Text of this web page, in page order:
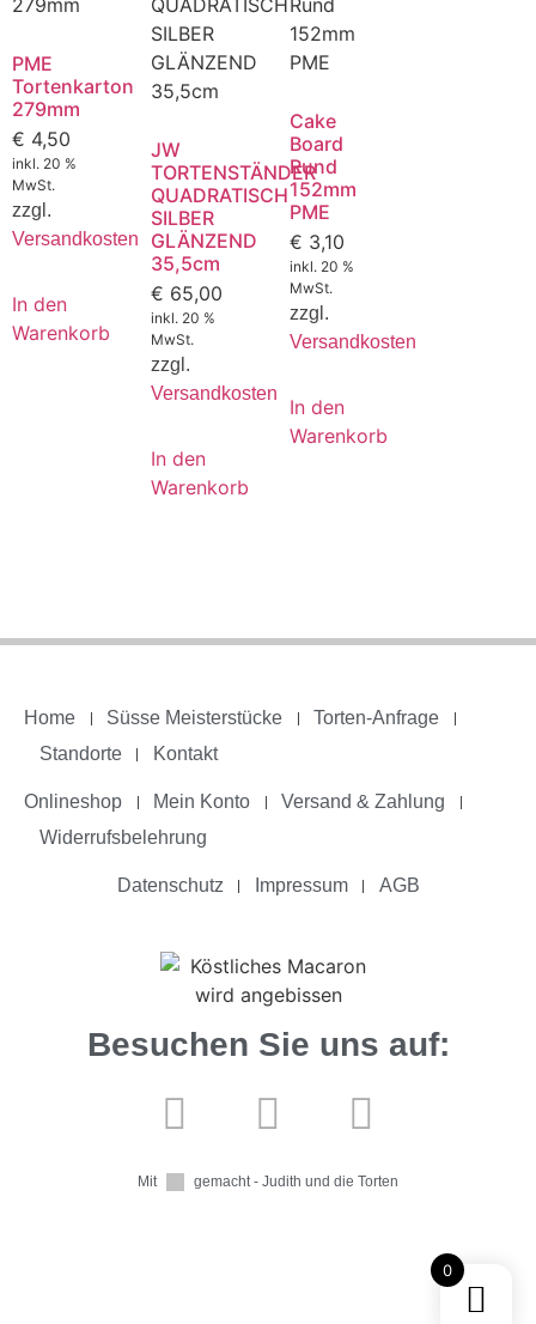
PME
Tortenkarton
279mm
€ 4,50
inkl. 20 %
MwSt.
zzgl.
Versandkosten
In den
Warenkorb
JW
TORTENSTÄNDER
QUADRATISCH
SILBER
GLÄNZEND
35,5cm
€ 65,00
inkl. 20 %
MwSt.
zzgl.
Versandkosten
In den
Warenkorb
Cake
Board
Rund
152mm
PME
€ 3,10
inkl. 20 %
MwSt.
zzgl.
Versandkosten
In den
Warenkorb
Home Süsse Meisterstücke
Torten-Anfrage
Standorte
Kontakt
Onlineshop Mein Konto
Versand & Zahlung
Widerrufsbelehrung
Datenschutz Impressum AGB
Besuchen Sie uns auf:
Mit gemacht - Judith und die Torten
0